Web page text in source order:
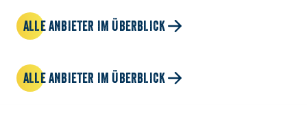
ALLE ANBIETER IM ÜBERBLICK
ALLE ANBIETER IM ÜBERBLICK